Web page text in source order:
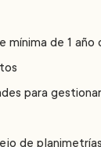
mínima de 1
para
de